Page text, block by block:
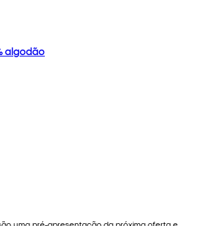
algodão